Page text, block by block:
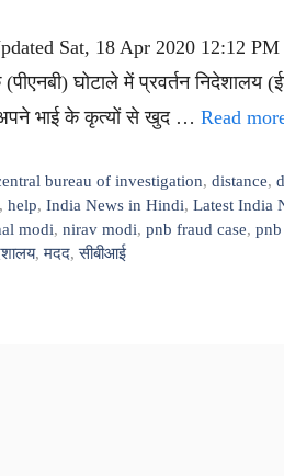
Sat, 18 Apr 2020 12:12
घोटाले में प्रवर्तन निदेशालय
भाई के कृत्यों से खुद … Read
bureau of investigation,distance,
, help, India News in Hindi, Latest India
modi, nirav modi, pnb fraud case, pnb
,मदद,सीबीआई